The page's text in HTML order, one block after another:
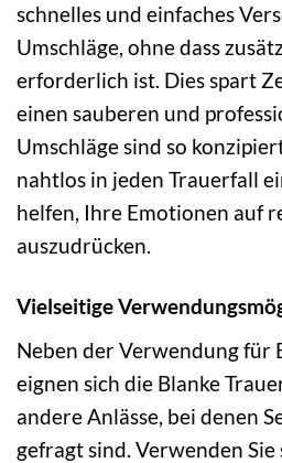
schnelles und einfaches
Umschläge, ohne dass
erforderlich ist. Dies spart
einen sauberen und
Umschläge sind so
nahtlos in jeden Trauerfall
helfen, Ihre Emotionen auf
auszudrücken.
Vielseitige
Neben der Verwendung für
eignen sich die Blanke
andere Anlässe, bei denen
gefragt sind. Verwenden Sie